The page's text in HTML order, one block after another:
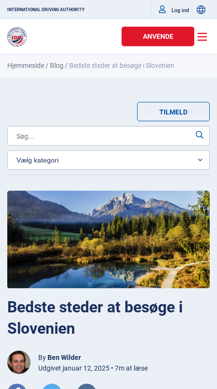
INTERNATIONAL DRIVING AUTHORITY Log ind
ANVENDE
Hjemmeside / Blog / Bedste steder at besøge i Slovenien
TILMELD
Bedste steder at besøge i
Slovenien
By Ben Wilder
Udgivet januar 12, 2025 • 7m at læse